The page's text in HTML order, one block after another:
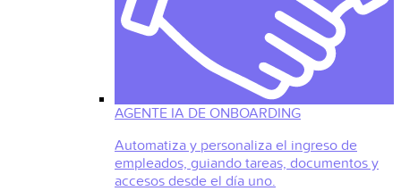
AGENTE IA DE ONBOARDING
Automatiza y personaliza el ingreso de
empleados, guiando tareas, documentos y
accesos desde el día uno.